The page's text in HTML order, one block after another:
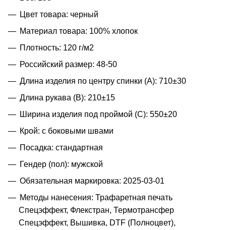
Цвет товара: черный
Материал товара: 100% хлопок
Плотность: 120 г/м2
Российский размер: 48-50
Длина изделия по центру спинки (A): 710±30
Длина рукава (B): 210±15
Ширина изделия под проймой (С): 550±20
Крой: с боковыми швами
Посадка: стандартная
Гендер (пол): мужской
Обязательная маркировка: 2025-03-01
Методы нанесения: Трафаретная печать
Спецэффект, Флекстран, Термотрансфер
Спецэффект, Вышивка, DTF (Полноцвет),